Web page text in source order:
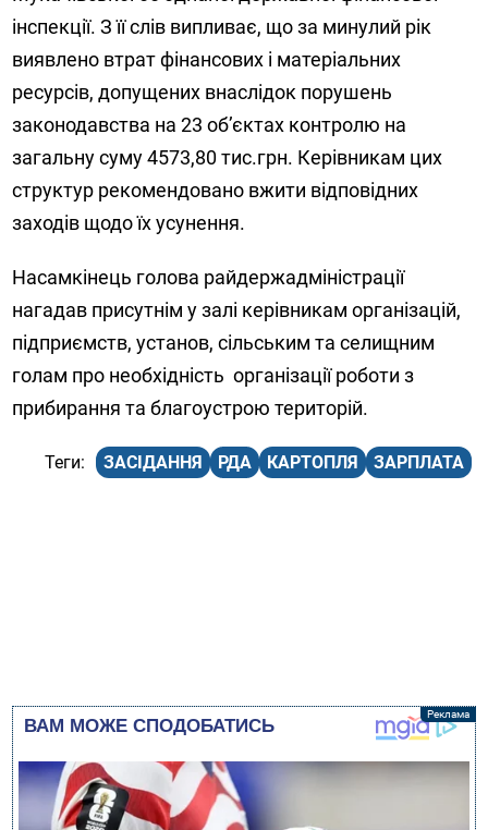
інспекції. З її слів випливає, що за минулий рік
виявлено втрат фінансових і матеріальних
ресурсів, допущених внаслідок порушень
законодавства на 23 об’єктах контролю на
загальну суму 4573,80 тис.грн. Керівникам цих
структур рекомендовано вжити відповідних
заходів щодо їх усунення.
Насамкінець голова райдержадміністрації
нагадав присутнім у залі керівникам організацій,
підприємств, установ, сільським та селищним
голам про необхідність організації роботи з
прибирання та благоустрою територій.
ЗАСІДАННЯ РДА КАРТОПЛЯ ЗАРПЛАТА